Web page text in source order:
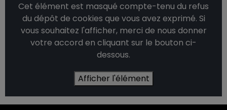
Cet élément est masqué compte-tenu du refus
du dépôt de cookies que vous avez exprimé. Si
vous souhaitez l'afficher, merci de nous donner
votre accord en cliquant sur le bouton ci-
dessous.
Afficher l'élément